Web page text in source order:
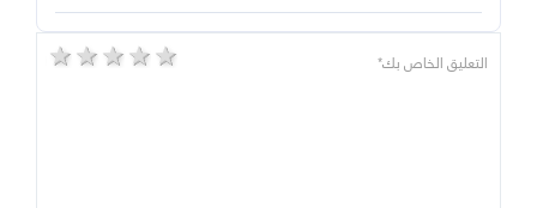
5 stars 4 stars 3 stars 2 stars 1 star